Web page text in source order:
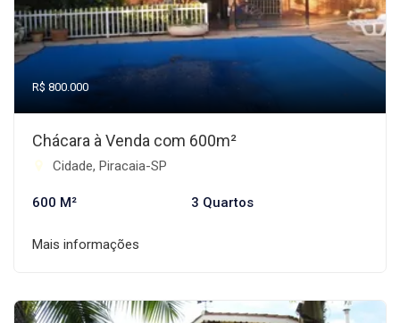
R$ 800.000
Chácara à Venda com 600m²
Cidade, Piracaia-SP
600 M² 3 Quartos
Mais informações